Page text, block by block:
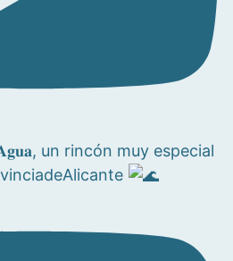
𝐀𝐠𝐮𝐚, un rincón muy especial